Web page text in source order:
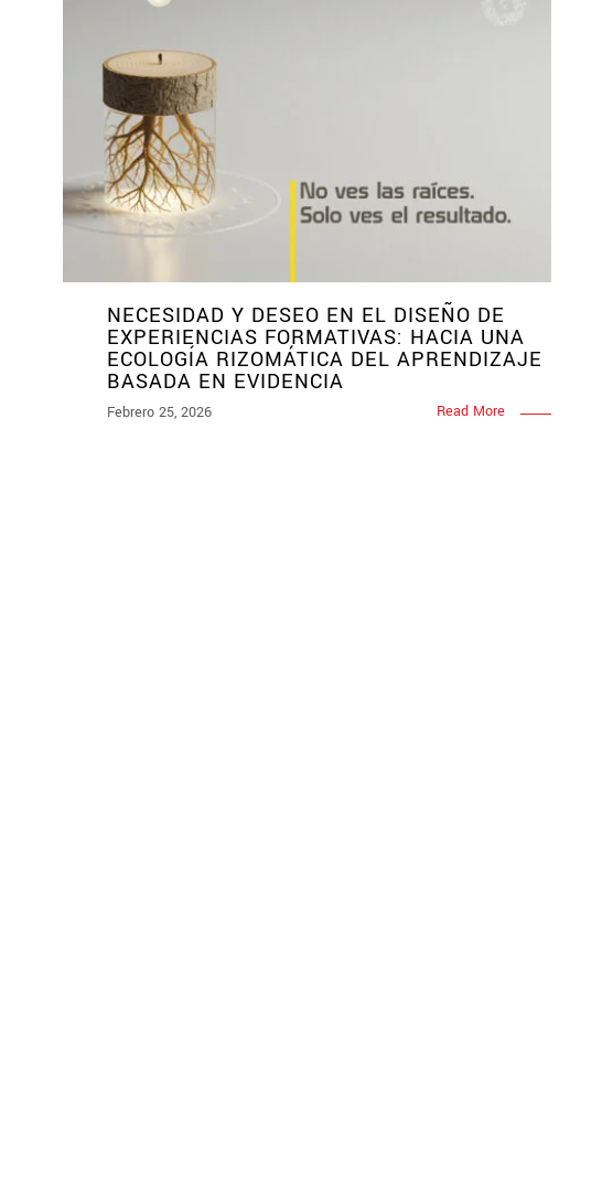
NECESIDAD Y DESEO EN EL DISEÑO DE
EXPERIENCIAS FORMATIVAS: HACIA UNA
ECOLOGÍA RIZOMÁTICA DEL APRENDIZAJE
BASADA EN EVIDENCIA
Febrero 25, 2026 Read More